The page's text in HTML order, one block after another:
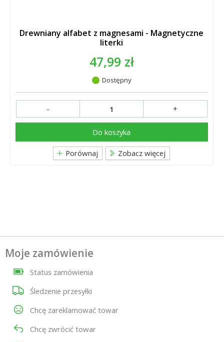
Drewniany alfabet z magnesami - Magnetyczne
literki
47,99 zł
Dostępny
- +
Do koszyka
Porównaj Zobacz więcej
Moje zamówienie
Status zamówienia
Śledzenie przesyłki
Chcę zareklamować towar
Chcę zwrócić towar